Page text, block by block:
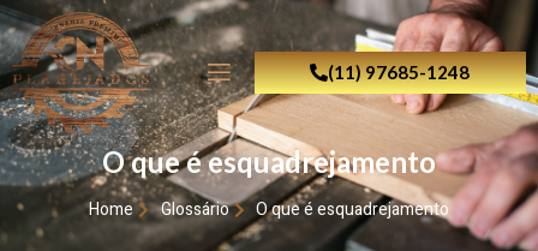
(11) 97685-1248
O que é esquadrejamento
Home Glossário O que é esquadrejamento